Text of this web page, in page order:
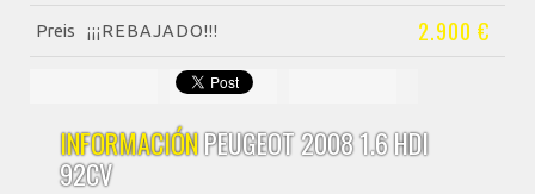
Preis
¡¡¡REBAJADO!!! 2.900 €
INFORMACIÓNPEUGEOT 2008 1.6 HDI
92CV